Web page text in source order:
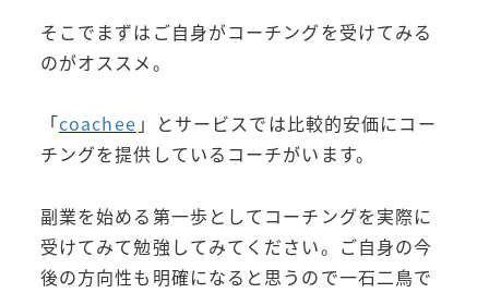
そこでまずはご自身がコーチングを受けてみる
のがオススメ。
「coachee 」とサービスでは比較的安価にコー
チングを提供しているコーチがいます。
副業を始める第一歩としてコーチングを実際に
受けてみて勉強してみてください。ご自身の今
後の方向性も明確になると思うので一石二鳥で